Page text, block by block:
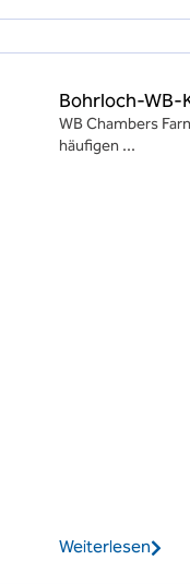
Bohrloch-WB-
WB Chambers
häufigen ...
Weiterlesen